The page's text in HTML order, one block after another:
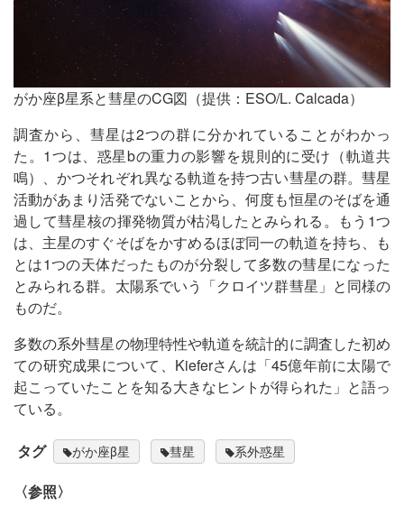
がか座β星系と彗星のCG図（提供：ESO/L. Calcada）
調査から、彗星は2つの群に分かれていることがわかっ
た。1つは、惑星bの重力の影響を規則的に受け（軌道共
鳴）、かつそれぞれ異なる軌道を持つ古い彗星の群。彗星
活動があまり活発でないことから、何度も恒星のそばを通
過して彗星核の揮発物質が枯渇したとみられる。もう1つ
は、主星のすぐそばをかすめるほぼ同一の軌道を持ち、も
とは1つの天体だったものが分裂して多数の彗星になった
とみられる群。太陽系でいう「クロイツ群彗星」と同様の
ものだ。
多数の系外彗星の物理特性や軌道を統計的に調査した初め
ての研究成果について、Kieferさんは「45億年前に太陽で
起こっていたことを知る大きなヒントが得られた」と語っ
ている。
タグ がか座β星 彗星 系外惑星
〈参照〉